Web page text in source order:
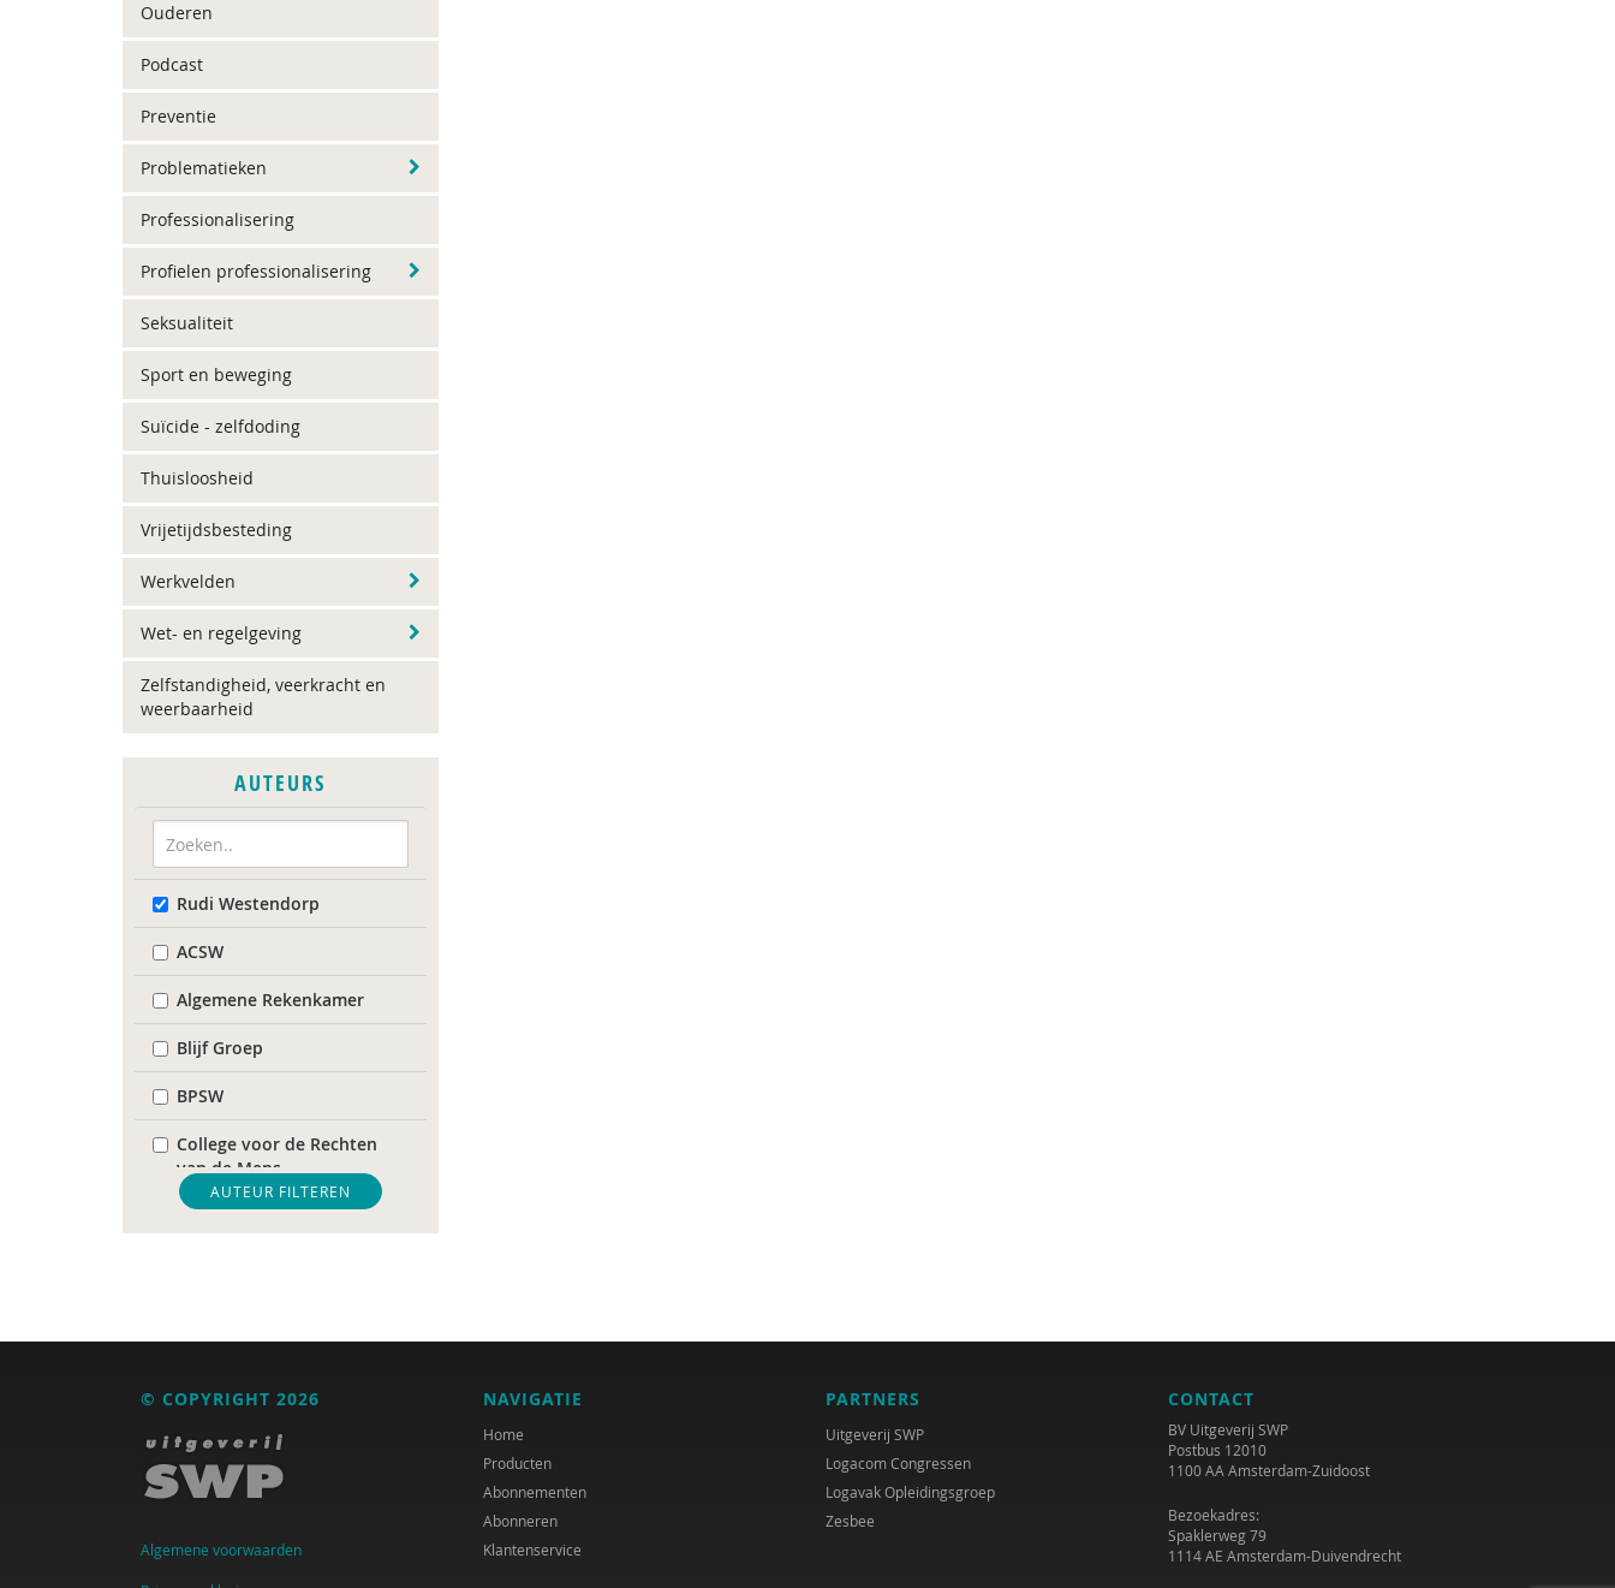
Ouderen
Podcast
Preventie
Problematieken
Professionalisering
Profielen professionalisering
Seksualiteit
Sport en beweging
Suïcide - zelfdoding
Thuisloosheid
Vrijetijdsbesteding
Werkvelden
Wet- en regelgeving
Zelfstandigheid, veerkracht en
weerbaarheid
AUTEURS
Rudi Westendorp
ACSW
Algemene Rekenkamer
Blijf Groep
BPSW
College voor de Rechten
van de Mens
De Raad voor
Volksgezondheid &
DIVOSA
FEMA
Fier
GREVIO
AUTEUR FILTEREN
© COPYRIGHT 2026
Algemene voorwaarden
NAVIGATIE
Home
Producten
Abonnementen
Abonneren
Klantenservice
PARTNERS
Uitgeverij SWP
Logacom Congressen
Logavak Opleidingsgroep
Zesbee
CONTACT
BV Uitgeverij SWP
Postbus 12010
1100 AA Amsterdam-Zuidoost
Bezoekadres:
Spaklerweg 79
1114 AE Amsterdam-Duivendrecht